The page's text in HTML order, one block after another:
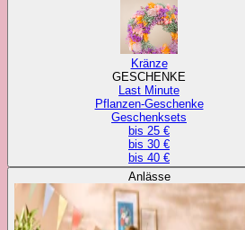
Kränze
GESCHENKE
Last Minute
Pflanzen-Geschenke
Geschenksets
bis 25 €
bis 30 €
bis 40 €
Anlässe